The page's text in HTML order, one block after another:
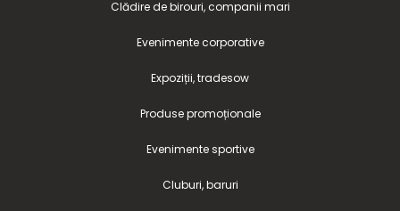
Clădire de birouri, companii mari
Evenimente corporative
Expoziții, tradesow
Produse promoționale
Evenimente sportive
Cluburi, baruri